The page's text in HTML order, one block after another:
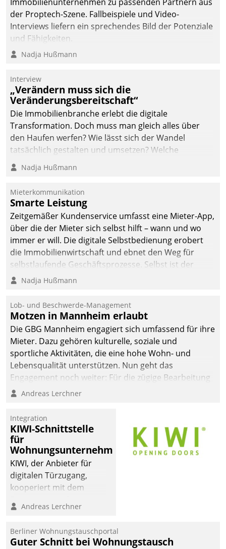
der Proptech-Szene. Fallbeispiele und Video-
Interviews liefern ein sprechendes Bild der Potenziale
und Fähigkeiten.
Nadja Hußmann
Interview
„Verändern muss sich die
Veränderungsbereitschaft“
Die Immobilienbranche erlebt die digitale
Transformation. Doch muss man gleich alles über
den Haufen werfen? Wie lässt sich der Wandel
tatsächlich gestalten und umsetzen? Welche
Argumente zählen wirklich?
Nadja Hußmann
Mieterkommunikation
Smarte Leistung
Zeitgemäßer Kundenservice umfasst eine Mieter-App,
über die der Mieter sich selbst hilft – wann und wo
immer er will. Die digitale Selbstbedienung erobert
die Immobilienwirtschaft und ebnet den Weg für
selbstlaufende Geschäftsprozesse. Selbst ist der
Kunde und smart der Serviceanbieter.
Nadja Hußmann
Lob- und Beschwerde-Management
Motzen in Mannheim erlaubt
Die GBG Mannheim engagiert sich umfassend für ihre
Mieter. Dazu gehören kulturelle, soziale und
sportliche Aktivitäten, die eine hohe Wohn- und
Lebensqualität unterstützen. Nun geht das
Engagement noch weiter: Für die zügige Bearbeitung
von Beschwerden – oder Lob – richtet das
und Beschwerde-Management einen eigenen Kanal
ein.
Andreas Lerchner
Integration
KIWI-Schnittstelle
für
Wohnungsunternehmen
KIWI, der Anbieter für
digitalen Türzugang,
kooperiert mit dem
Softwareentwicklungshaus
Andreas Lerchner
Berliner Wohnungstauschportal
Guter Schnitt bei Wohnungstausch